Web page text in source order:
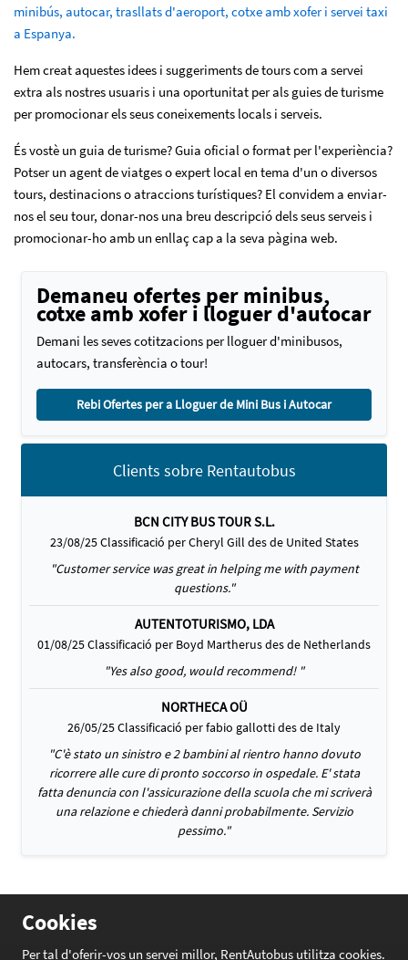
Cookies
Per tal d'oferir-vos un servei millor, RentAutobus utilitza cookies.
minibús, autocar, trasllats d'aeroport, cotxe amb xofer i servei taxi
a Espanya.
Hem creat aquestes idees i suggeriments de tours com a servei
extra als nostres usuaris i una oportunitat per als guies de turisme
per promocionar els seus coneixements locals i serveis.
És vostè un guia de turisme? Guia oficial o format per l'experiència?
Potser un agent de viatges o expert local en tema d'un o diversos
tours, destinacions o atraccions turístiques? El convidem a enviar-
nos el seu tour, donar-nos una breu descripció dels seus serveis i
promocionar-ho amb un enllaç cap a la seva pàgina web.
Demaneu ofertes per minibus,
cotxe amb xofer i lloguer d'autocar
Demani les seves cotitzacions per lloguer d'minibusos,
autocars, transferència o tour!
Rebi Ofertes per a Lloguer de Mini Bus i Autocar
Clients sobre Rentautobus
BCN CITY BUS TOUR S.L.
23/08/25 Classificació per Cheryl Gill des de United States
"Customer service was great in helping me with payment
questions."
AUTENTOTURISMO, LDA
01/08/25 Classificació per Boyd Martherus des de Netherlands
"Yes also good, would recommend! "
NORTHECA OÜ
26/05/25 Classificació per fabio gallotti des de Italy
"C'è stato un sinistro e 2 bambini al rientro hanno dovuto
ricorrere alle cure di pronto soccorso in ospedale. E' stata
fatta denuncia con l'assicurazione della scuola che mi scriverà
una relazione e chiederà danni probabilmente. Servizio
pessimo."